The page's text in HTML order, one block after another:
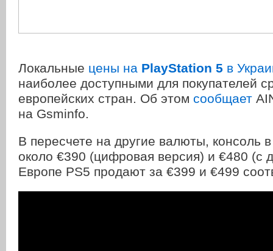
Локальные цены на PlayStation 5 в
наиболее доступными для покупателей
европейских стран. Об этом сообщает
на Gsminfo.
В пересчете на другие валюты, консоль
около €390 (цифровая версия) и €480 (с
Европе PS5 продают за €399 и €499